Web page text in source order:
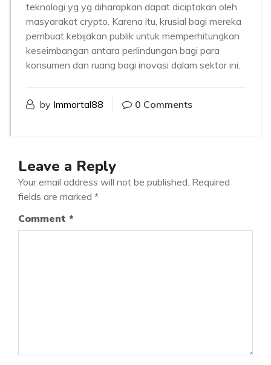
teknologi yg yg diharapkan dapat diciptakan oleh
masyarakat crypto. Karena itu, krusial bagi mereka
pembuat kebijakan publik untuk memperhitungkan
keseimbangan antara perlindungan bagi para
konsumen dan ruang bagi inovasi dalam sektor ini.
by Immortal88 0 Comments
Leave a Reply
Your email address will not be published. Required
fields are marked *
Comment *